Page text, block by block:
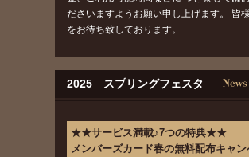
ださいますようお願い申し上げます。 皆
をお待ち致しております。
2025 スプリングフェスタ
★★サービス満載♪7つの特典★★
メンバーズカード春の無料配布キャ